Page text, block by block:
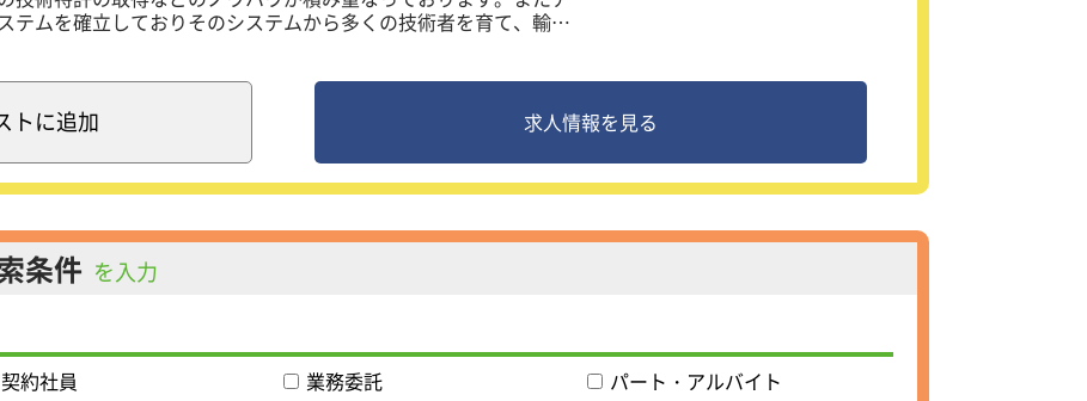
せてプロジェクトに参画いただきます。
送システムにおける運用管理業務
フトウェアアップデート
テムを確立しておりそのシステムから多くの技術者を育て、輸送
遣）によって｢必要な時に、必要な技術・技術者を提供する｣とい
ングを実現しています。
レーションで信頼が高く、スキルアップできる環境で上流から携
ることができます。
事内容＞
アの仕事内容＞
トに追加 求人情報を見る
条件 を入力
契約社員 業務委託 パート・アルバイト